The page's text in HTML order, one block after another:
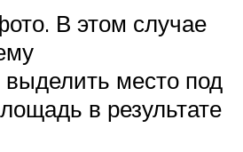
В этом случае
место под
в результате